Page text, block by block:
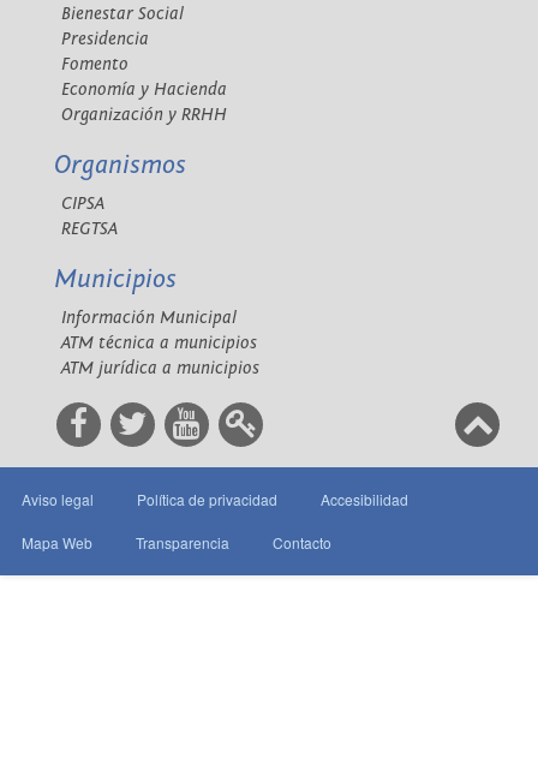
Bienestar Social
Presidencia
Fomento
Economía y Hacienda
Organización y RRHH
Organismos
CIPSA
REGTSA
Municipios
Información Municipal
ATM técnica a municipios
ATM jurídica a municipios
Aviso legal Política de privacidad Accesibilidad
Mapa Web Transparencia Contacto